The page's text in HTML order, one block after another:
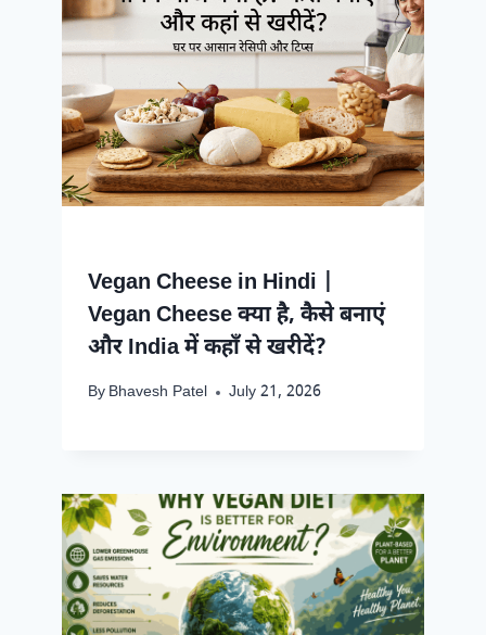
Vegan Cheese in Hindi |
Vegan Cheese क्या है, कैसे बनाएं
और India में कहाँ से खरीदें?
By Bhavesh Patel July 21, 2026